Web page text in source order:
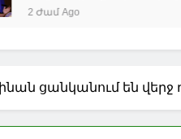
Էկոհամակարգերի
Ago
ցանկանում են վերջ